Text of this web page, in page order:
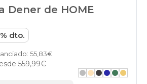
Dener de HOME
dto.
55,83€
559,99€